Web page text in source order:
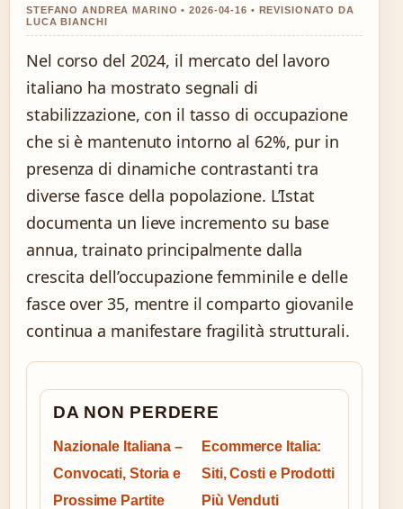
STEFANO ANDREA MARINO • 2026-04-16 • REVISIONATO DA
LUCA BIANCHI
Nel corso del 2024, il mercato del lavoro
italiano ha mostrato segnali di
stabilizzazione, con il tasso di occupazione
che si è mantenuto intorno al 62%, pur in
presenza di dinamiche contrastanti tra
diverse fasce della popolazione. L’Istat
documenta un lieve incremento su base
annua, trainato principalmente dalla
crescita dell’occupazione femminile e delle
fasce over 35, mentre il comparto giovanile
continua a manifestare fragilità strutturali.
DA NON PERDERE
Nazionale Italiana –
Convocati, Storia e
Prossime Partite
Ecommerce Italia:
Siti, Costi e Prodotti
Più Venduti